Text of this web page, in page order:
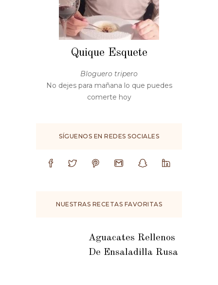
Quique Esquete
Bloguero tripero
No dejes para mañana lo que puedes
comerte hoy
SÍGUENOS EN REDES SOCIALES
NUESTRAS RECETAS FAVORITAS
Aguacates Rellenos
De Ensaladilla Rusa